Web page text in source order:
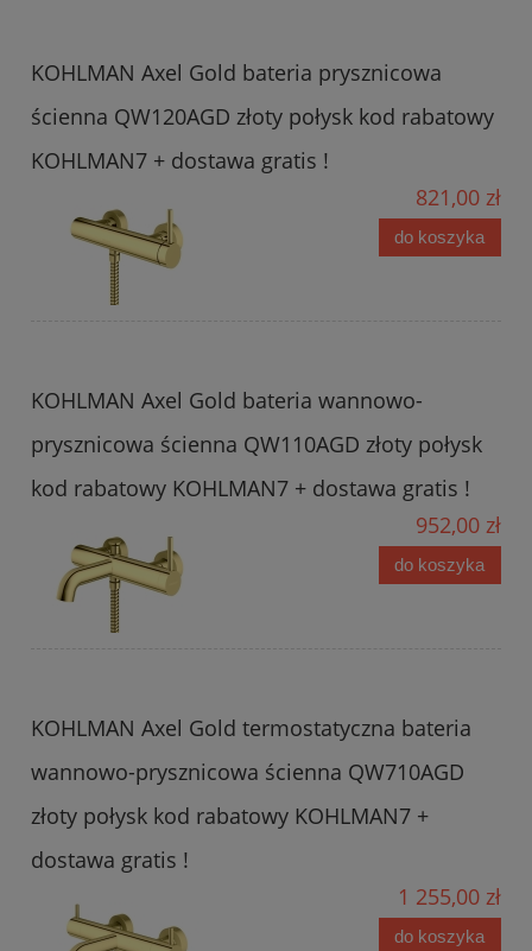
KOHLMAN Axel Gold bateria prysznicowa
ścienna QW120AGD złoty połysk kod rabatowy
KOHLMAN7 + dostawa gratis !
821,00 zł
do koszyka
KOHLMAN Axel Gold bateria wannowo-
prysznicowa ścienna QW110AGD złoty połysk
kod rabatowy KOHLMAN7 + dostawa gratis !
952,00 zł
do koszyka
KOHLMAN Axel Gold termostatyczna bateria
wannowo-prysznicowa ścienna QW710AGD
złoty połysk kod rabatowy KOHLMAN7 +
dostawa gratis !
1 255,00 zł
do koszyka